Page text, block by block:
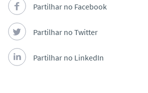
Partilhar no Facebook
Partilhar no Twitter
Partilhar no LinkedIn